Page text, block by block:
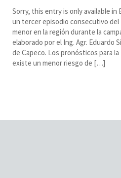
Sorry, this entry is only available in
un tercer episodio consecutivo del
menor en la región durante la
elaborado por el Ing. Agr. Eduardo
de Capeco. Los pronósticos para
existe un menor riesgo de […]